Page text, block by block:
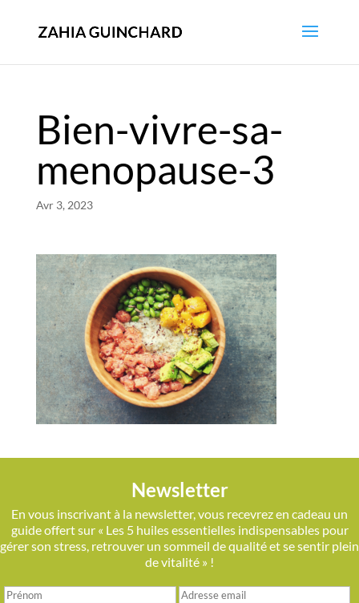
Bien-vivre-sa-
menopause-3
Avr 3, 2023
Newsletter
En vous inscrivant à la newsletter, vous recevrez en cadeau un
guide offert sur « Les 5 huiles essentielles indispensables pour
gérer son stress, retrouver un sommeil de qualité et se sentir plein
de vitalité » !